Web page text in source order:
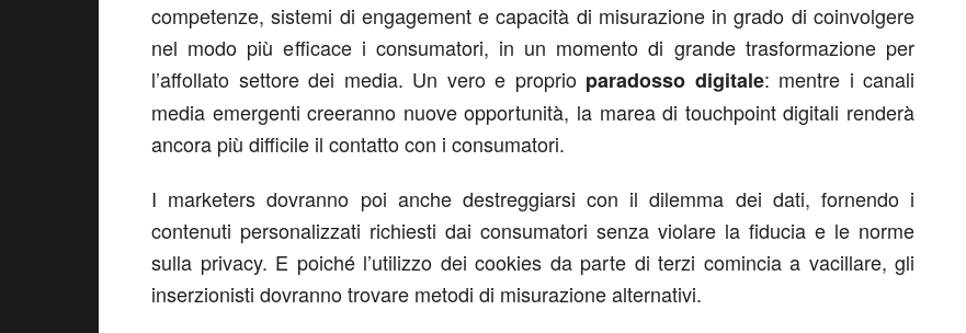
competenze, sistemi di engagement e capacità di misurazione in grado di coinvolgere
nel modo più efficace i consumatori, in un momento di grande trasformazione per
l’affollato settore dei media. Un vero e proprio paradosso digitale: mentre i canali
media emergenti creeranno nuove opportunità, la marea di touchpoint digitali renderà
ancora più difficile il contatto con i consumatori.
I marketers dovranno poi anche destreggiarsi con il dilemma dei dati, fornendo i
contenuti personalizzati richiesti dai consumatori senza violare la fiducia e le norme
sulla privacy. E poiché l’utilizzo dei cookies da parte di terzi comincia a vacillare, gli
inserzionisti dovranno trovare metodi di misurazione alternativi.